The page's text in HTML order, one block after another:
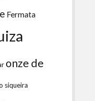
Fermata
onze de
siqueira